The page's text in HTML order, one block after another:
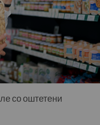
со оштетени